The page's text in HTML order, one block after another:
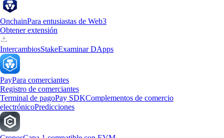
OnchainPara entusiastas de Web3
Obtener extensión
IntercambiosStakeExaminar DApps
PayPara comerciantes
Registro de comerciantes
Terminal de pagoPay SDKComplementos de comercio
electrónicoPredicciones